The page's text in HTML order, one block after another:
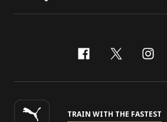
facebook
x-
TRAIN WITH THE FASTEST